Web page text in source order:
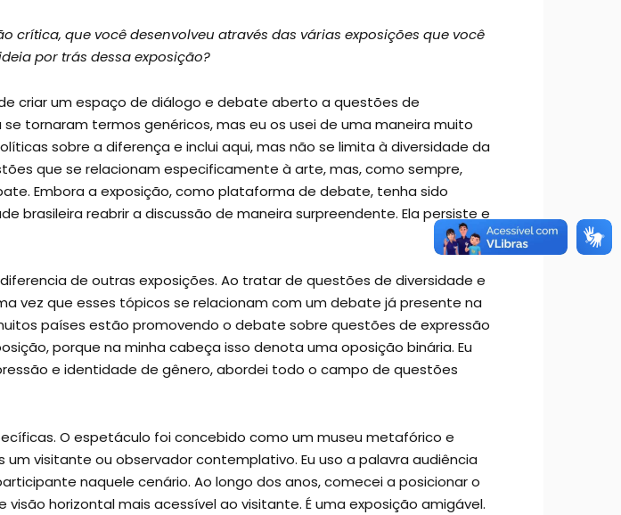
crítica, que você desenvolveu através das várias exposições que você
por trás dessa exposição?
criar um espaço de diálogo e debate aberto a questões de
tornaram termos genéricos, mas eu os usei de uma maneira muito
sobre a diferença e inclui aqui, mas não se limita à diversidade da
que se relacionam especificamente à arte, mas, como sempre,
Embora a exposição, como plataforma de debate, tenha sido
brasileira reabrir a discussão de maneira surpreendente. Ela persiste e
de outras exposições. Ao tratar de questões de diversidade e
vez que esses tópicos se relacionam com um debate já presente na
países estão promovendo o debate sobre questões de expressão
porque na minha cabeça isso denota uma oposição binária. Eu
e identidade de gênero, abordei todo o campo de questões
O espetáculo foi concebido como um museu metafórico e
visitante ou observador contemplativo. Eu uso a palavra audiência
naquele cenário. Ao longo dos anos, comecei a posicionar o
horizontal mais acessível ao visitante. É uma exposição amigável.